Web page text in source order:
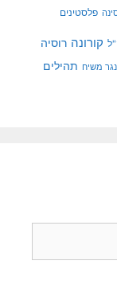
פלסטינים
קורונה רוסיה
משיח תהילים